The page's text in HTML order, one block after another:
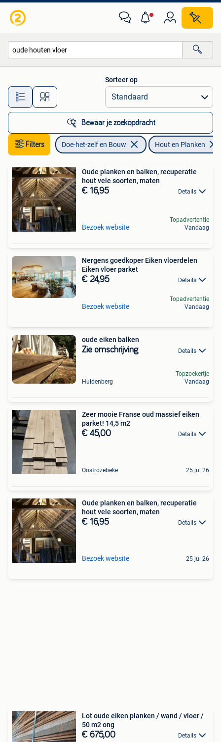
Alle afstanden…
Sorteer op
Bewaar je zoekopdracht
Filters Doe-het-zelf en Bouw Hout en Planken
Oude planken en balken, recuperatie
hout vele soorten, maten
€ 16,95 Details
Bezoek website
Topadvertentie
Vandaag
Nergens goedkoper Eiken vloerdelen
Eiken vloer parket
€ 24,95 Details
Bezoek website
Topadvertentie
Vandaag
oude eiken balken
Zie omschrijving Details
Huldenberg
Topzoekertje
Vandaag
Zeer mooie Franse oud massief eiken
parket! 14,5 m2
€ 45,00 Details
Oostrozebeke 25 jul 26
Oude planken en balken, recuperatie
hout vele soorten, maten
€ 16,95 Details
Bezoek website 25 jul 26
Lot oude eiken planken / wand / vloer /
50 m2 ong
€ 675,00 Details